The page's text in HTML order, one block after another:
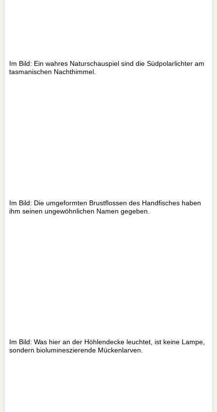
Im Bild: Ein wahres Naturschauspiel sind die Südpolarlichter am
tasmanischen Nachthimmel.
Im Bild: Die umgeformten Brustflossen des Handfisches haben
ihm seinen ungewöhnlichen Namen gegeben.
Im Bild: Was hier an der Höhlendecke leuchtet, ist keine Lampe,
sondern biolumineszierende Mückenlarven.